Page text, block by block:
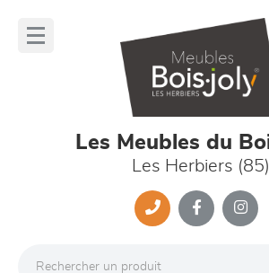
Les Meubles du
Les Herbiers (85)